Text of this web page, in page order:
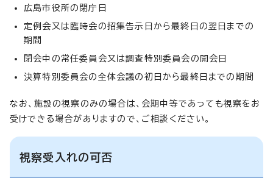
広島市役所の閉庁日
定例会又は臨時会の招集告示日から最終日の翌日までの
期間
閉会中の常任委員会又は調査特別委員会の開会日
決算特別委員会の全体会議の初日から最終日までの期間
なお、施設の視察のみの場合は、会期中等であっても視察をお
受けできる場合がありますので、ご相談ください。
視察受入れの可否